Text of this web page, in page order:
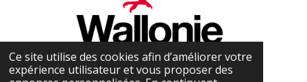
Ce site utilise des cookies afin d’améliorer votre
expérience utilisateur et vous proposer des